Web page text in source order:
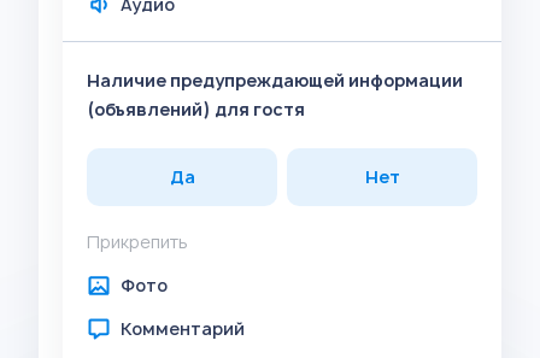
Наличие предупреждающей информации
(объявлений) для гостя
Да Нет
Прикрепить
Фото
Комментарий